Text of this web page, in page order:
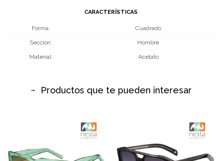
CARACTERÍSTICAS
Forma Cuadrado
Sección Hombre
Material Acetato
Productos que te pueden interesar